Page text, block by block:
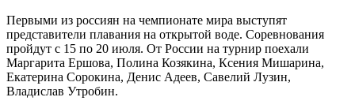
Первыми из россиян на чемпионате мира выступят
представители плавания на открытой воде. Соревнования
пройдут с 15 по 20 июля. От России на турнир поехали
Маргарита Ершова, Полина Козякина, Ксения Мишарина,
Екатерина Сорокина, Денис Адеев, Савелий Лузин,
Владислав Утробин.